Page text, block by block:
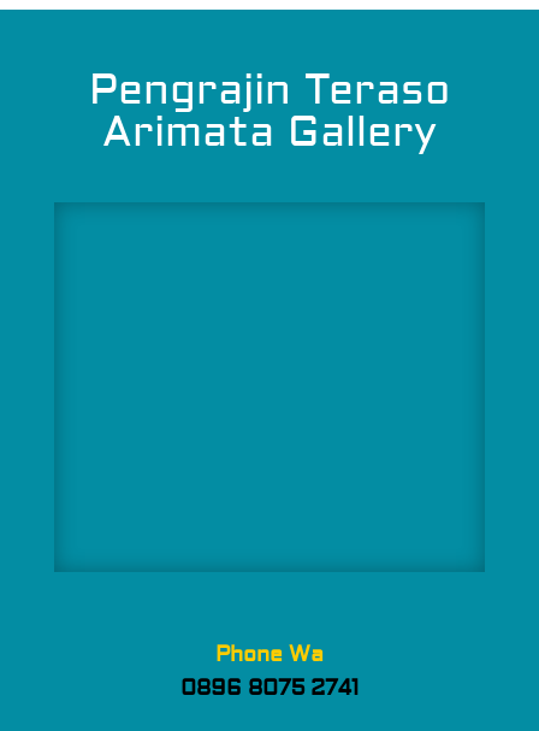
Pengrajin Teraso
Arimata Gallery
Phone Wa
0896 8075 2741